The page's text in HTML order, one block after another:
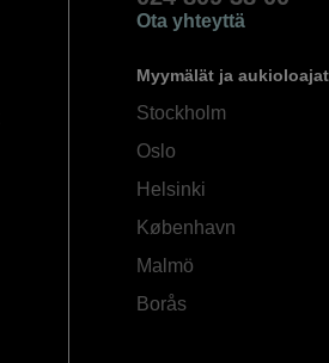
Ota yhteyttä
Myymälät ja aukioloajat
Stockholm
Oslo
Helsinki
København
Malmö
Borås